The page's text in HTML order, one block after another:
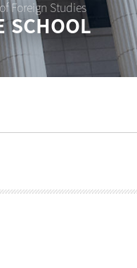
Foreign Studies
SCHOOL